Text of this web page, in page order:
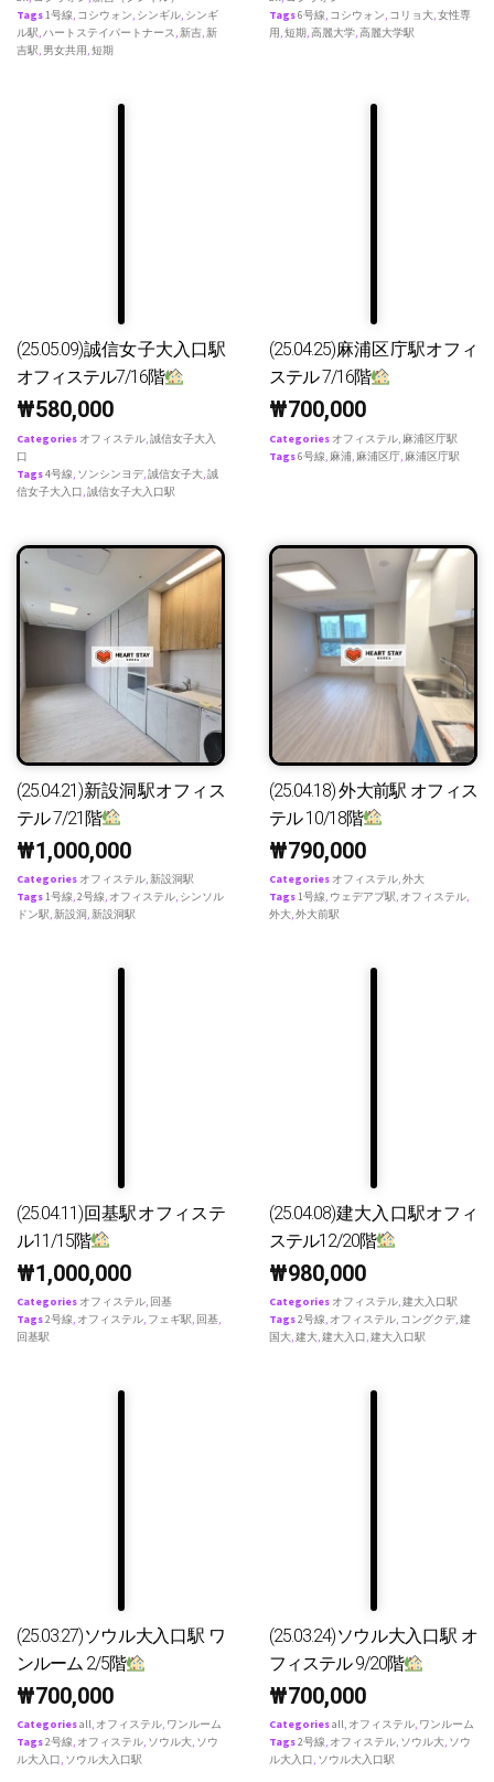
Tags1号線, コシウォン, シンギル, シンギ
ル駅,ハートステイパートナース,新吉,新
吉駅, 男女共用,短期
Tags6号線, コシウォン, コリョ大,女性専
用,短期,高麗大学,高麗大学駅
(25.05.09)誠信女子大入口駅
オフィステル7/16階
₩580,000
Categories オフィステル 誠信女子大入
口
Tags4号線 ソンシンヨデ 誠信女子大 誠
信女子大入口 誠信女子大入口駅
(25.04.25)麻浦区庁駅オフィ
ステル 7/16階
₩700,000
Categories オフィステル 麻浦区庁駅
Tags6号線 麻浦 麻浦区庁 麻浦区庁駅
(25.04.21)新設洞駅オフィス
テル 7/21階
₩1,000,000
Categories オフィステル,新設洞駅
Tags1号線,2号線, オフィステル, シンソル
ドン駅,新設洞,新設洞駅
(25.04.18) 外大前駅 オフィス
テル 10/18階
₩790,000
Categories オフィステル,外大
Tags1号線, ウェデアプ駅, オフィステル,
外大,外大前駅
(25.04.11)回基駅オフィステ
ル11/15階
₩1,000,000
Categories オフィステル, 回基
Tags2号線, オフィステル, フェギ駅, 回基,
回基駅
(25.04.08)建大入口駅オフィ
ステル12/20階
₩980,000
Categories オフィステル,建大入口駅
Tags2号線, オフィステル, コングクデ,建
国大,建大,建大入口,建大入口駅
(25.03.27)ソウル大入口駅 ワ
ンルーム 2/5階
₩700,000
Categoriesall, オフィステル, ワンルーム
Tags2号線, オフィステル, ソウル大, ソウ
ル大入口, ソウル大入口駅
(25.03.24)ソウル大入口駅 オ
フィステル 9/20階
₩700,000
Categoriesall, オフィステル, ワンルーム
Tags2号線, オフィステル, ソウル大, ソウ
ル大入口, ソウル大入口駅